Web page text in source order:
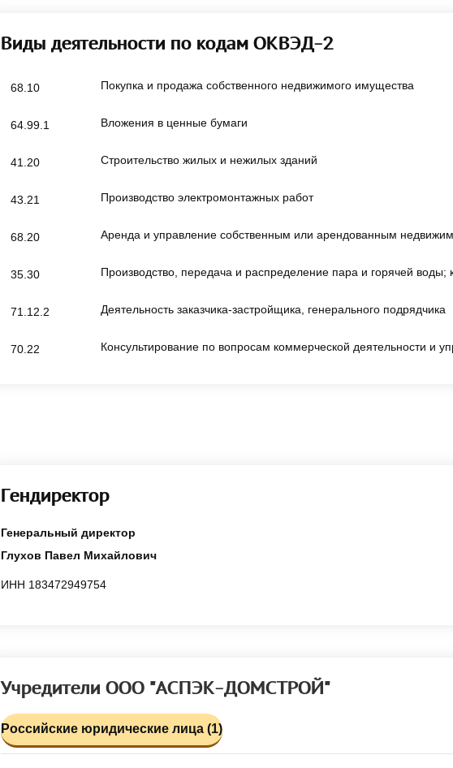
Виды деятельности по кодам ОКВЭД-2
68.10 Покупка и продажа собственного недвижимого имущества
64.99.1 Вложения в ценные бумаги
41.20 Строительство жилых и нежилых зданий
43.21 Производство электромонтажных работ
68.20 Аренда и управление собственным или арендованным
35.30 Производство, передача и распределение пара и горячей воды;
71.12.2 Деятельность заказчика-застройщика, генерального подрядчика
70.22 Консультирование по вопросам коммерческой деятельности и
Гендиректор
Генеральный директор
Глухов Павел Михайлович
ИНН 183472949754
Учредители ООО "АСПЭК-ДОМСТРОЙ"
Российские юридические лица (1)